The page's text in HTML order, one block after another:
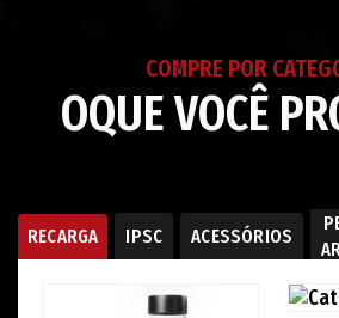
COMPRE POR
OQUE VOCÊ
RECARGA IPSC ACESSÓRIOS